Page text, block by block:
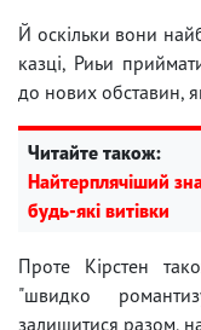
Й оскільки вони
казці, Риьи
до нових обставин,
Читайте також:
Найтерплячіший
будь-які витівки
Проте Кірстен
"швидко
залишитися разом,